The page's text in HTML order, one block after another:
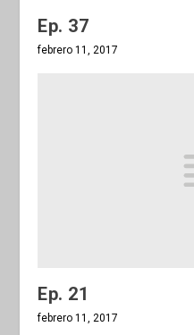
Ep. 37
febrero 11, 2017
Ep. 21
febrero 11, 2017